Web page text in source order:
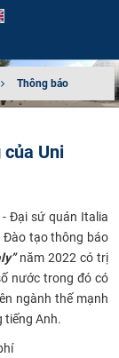
Thông báo
Uni
Đại sứ quán Italia
Đào tạo thông báo
năm 2022 có trị
nước trong đó có
ngành thế mạnh
tiếng Anh.